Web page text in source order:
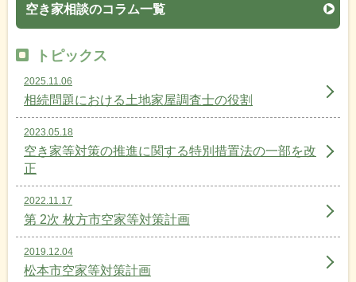
空き家相談のコラム一覧
トピックス
2025.11.06
相続問題における土地家屋調査士の役割
2023.05.18
空き家等対策の推進に関する特別措置法の一部を改
正
2022.11.17
第 2次 枚方市空家等対策計画
2019.12.04
松本市空家等対策計画